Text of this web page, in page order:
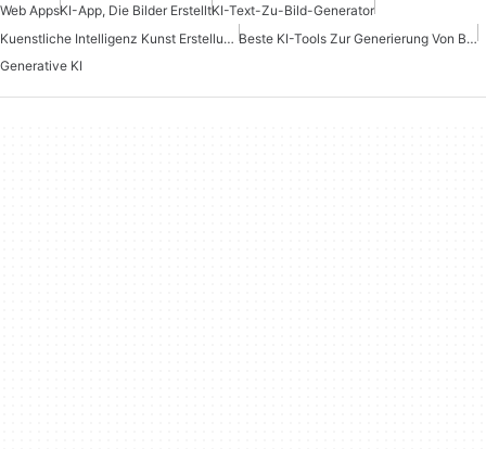
Web AppsKI-App, Die Bilder ErstelltKI-Text-Zu-Bild-Generator
Kuenstliche Intelligenz Kunst Erstellungs Apps
Beste KI-Tools Zur Generierung Von Bildern
Generative KI